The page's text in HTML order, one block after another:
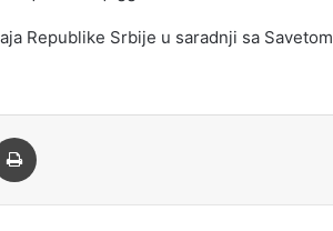
Republike Srbije u saradnji sa Savetom
Email